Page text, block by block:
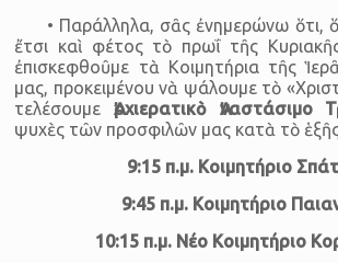
• Παράλληλα, σᾶς ἐνημερώνω ὅτι,
ἔτσι καὶ φέτος τὸ πρωΐ τῆς
ἐπισκεφθοῦμε τὰ Κοιμητήρια τῆς
μας, προκειμένου νὰ ψάλουμε τὸ
τελέσουμε Ἀρχιερατικὸ Ἀναστάσιμο
ψυχὲς τῶν προσφιλῶν μας κατὰ τὸ
9:15 π.μ. Κοιμητήριο
9:45 π.μ. Κοιμητήριο
10:15 π.μ. Νέο Κοιμητήριο